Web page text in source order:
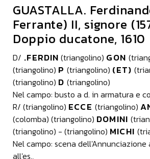
GUASTALLA.
Ferrante) II, signore
Doppio ducatone, 1610
D/ .FERDIN (triangolino) GON
(triangolino) P(triangolino) (ET)
(triangolino) D(triangolino)
Nel campo: busto a d. in armatura e
R/ (triangolino) ECCE (triangolino)
(colomba) (triangolino) DOMINI
(triangolino) - (triangolino) MICHI
Nel campo: scena dell'Annunciazione
all'es.,